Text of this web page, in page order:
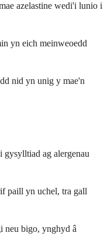
azelastine wedi'i lunio i
yn eich meinweoedd
nid yn unig y mae'n
ag alergenau
paill yn uchel, tra gall
neu bigo, ynghyd â